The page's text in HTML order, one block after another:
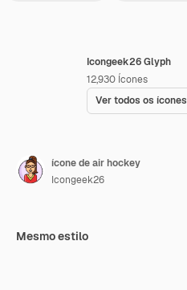
Icongeek26 Glyph
12,930 Ícones
Ver todos os ícones
ícone de air hockey
Icongeek26
Mesmo estilo